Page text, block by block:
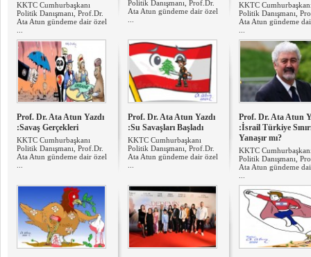
KKTC Cumhurbaşkanı
Politik Danışmanı, Prof.Dr.
Ata Atun gündeme dair özel
Politik Danışmanı, Prof.Dr.
Ata Atun gündeme dair özel
KKTC
Politik Danışmanı,
Ata Atun gündeme
Prof. Dr. Ata Atun Yazdı
:Savaş Gerçekleri
KKTC Cumhurbaşkanı
Politik Danışmanı, Prof.Dr.
Ata Atun gündeme dair özel
Prof. Dr. Ata Atun Yazdı
:Su Savaşları Başladı
KKTC Cumhurbaşkanı
Politik Danışmanı, Prof.Dr.
Ata Atun gündeme dair özel
Prof. Dr. Ata Atun
:İsrail Türkiye
Yanaşır mı?
KKTC
Politik Danışmanı,
Ata Atun gündeme